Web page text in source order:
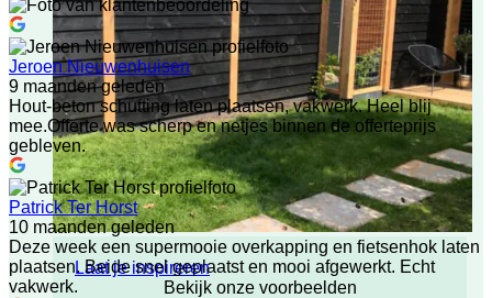
Laat je inspireren
Bekijk onze voorbeelden
Jeroen Nieuwenhuisen
9 maanden geleden
Hout-beton schutting laten plaatsen, vakwerk. Heel blij
mee.Offerte was scherp en netjes binnen de offerteprijs
gebleven.
Patrick Ter Horst
10 maanden geleden
Deze week een supermooie overkapping en fietsenhok laten
plaatsen. Beide snel geplaatst en mooi afgewerkt. Echt
vakwerk.